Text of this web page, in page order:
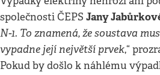
společnosti ČEPS Jany
N-1. To znamená, že soustava
vypadne její největší prvek,“
Pokud by došlo k náhlému